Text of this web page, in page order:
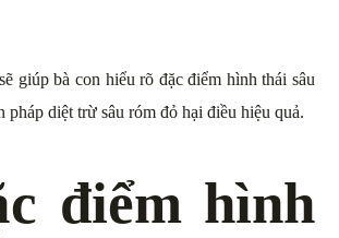
giúp bà con hiểu rõ đặc điểm hình thái sâu
pháp diệt trừ sâu róm đỏ hại điều hiệu quả.
điểm hình